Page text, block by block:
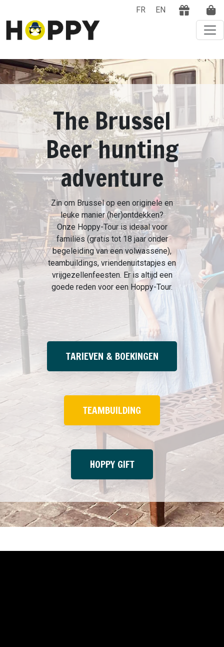
FR EN
The Brussel
Beer hunting
adventure
Zin om Brussel op een originele en
leuke manier (her)ontdekken?
Onze Hoppy-Tour is ideaal voor
families (gratis tot 18 jaar onder
begeleiding van een volwassene),
teambuildings, vriendenuitstapjes en
vrijgezellenfeesten. Er is altijd een
goede reden voor een Hoppy-Tour.
TARIEVEN & BOEKINGEN
TEAMBUILDING
HOPPY GIFT